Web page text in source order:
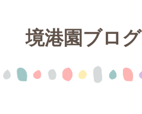
境港園ブログ